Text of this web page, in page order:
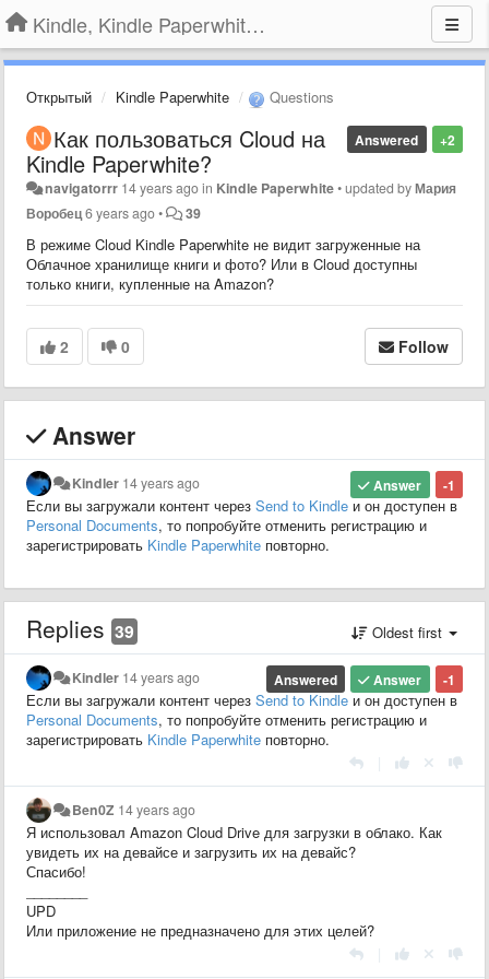
Kindle, Kindle Paperwhite, Kindle Voyage
Открытый Kindle Paperwhite Questions
+2
Answered
Как пользоваться Cloud на
Kindle Paperwhite?
navigatorrr 14 years agoin Kindle Paperwhite•updated byМария
Воробец6 years ago• 39
В режиме Cloud Kindle Paperwhite не видит загруженные на
Облачное хранилище книги и фото? Или в Cloud доступны
только книги, купленные на Amazon?
2 0 Follow
Answer
-1
Answer
Kindler 14 years ago
Если вы загружали контент через Send to Kindleи он доступен в
Personal Documents, то попробуйте отменить регистрацию и
зарегистрировать Kindle Paperwhite повторно.
Replies 39 Oldest first
-1
Answer
Answered
Kindler 14 years ago
Если вы загружали контент через Send to Kindleи он доступен в
Personal Documents, то попробуйте отменить регистрацию и
зарегистрировать Kindle Paperwhite повторно.
Ben0Z 14 years ago
Я использовал Amazon Cloud Drive для загрузки в облако. Как
увидеть их на девайсе и загрузить их на девайс?
Спасибо!
UPD
Или приложение не предназначено для этих целей?